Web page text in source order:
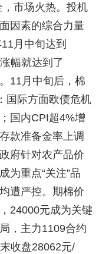
市场火热。投机
因素的综合力量
月中旬达到
幅就达到了
11月中旬后，棉
国际方面欧债危机
国内CPI超4%增
款准备金率上调
府针对农产品价
为重点“关注”品
遭严控。期棉价
24000元成为关键
，主力1109合约
收盘28062元/